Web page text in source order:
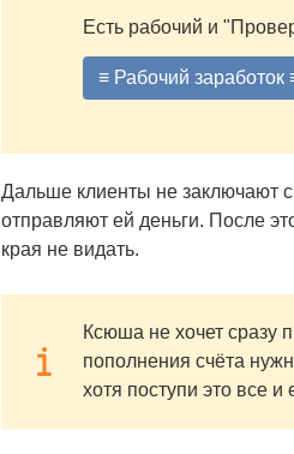
Есть рабочий и
≡ Рабочий заработок
Дальше клиенты не заключают с
отправляют ей деньги. После
края не видать.
Ксюша не хочет сразу
пополнения счёта
хотя поступи это все и